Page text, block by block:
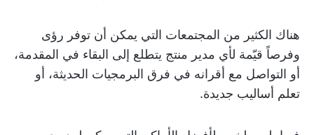
هناك الكثير من المجتمعات التي يمكن أن توفر رؤى
وفرصاً قيّمة لأي مدير منتج يتطلع إلى البقاء في المقدمة،
أو التواصل مع أقرانه في فرق البرمجيات الحديثة، أو
تعلم أساليب جديدة.